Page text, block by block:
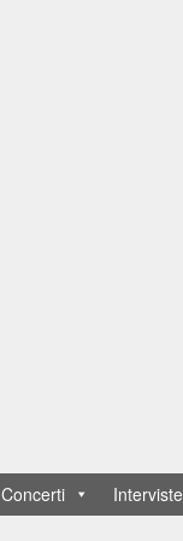
Concerti Interviste